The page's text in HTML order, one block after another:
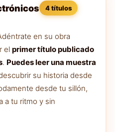
4 títulos
en su obra
el primer título publicado
. Puedes leer una muestra
su historia desde
desde tu sillón,
a tu ritmo y sin